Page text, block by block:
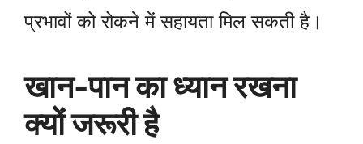
प्रभावों को रोकने में सहायता मिल सकती है।
खान-पान का ध्यान रखना
क्यों जरूरी है